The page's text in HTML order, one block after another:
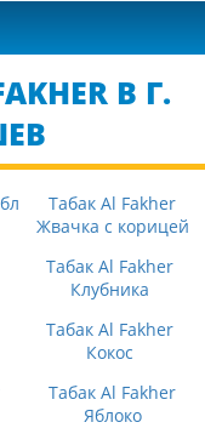
В Г.
Табак Al Fakher
Жвачка с корицей
Табак Al Fakher
Клубника
Табак Al Fakher
Кокос
Табак Al Fakher
Яблоко